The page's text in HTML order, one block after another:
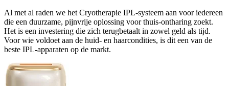
Al met al raden we het Cryotherapie IPL-systeem aan voor iedereen
die een duurzame, pijnvrije oplossing voor thuis-ontharing zoekt.
Het is een investering die zich terugbetaalt in zowel geld als tijd.
Voor wie voldoet aan de huid- en haarcondities, is dit een van de
beste IPL-apparaten op de markt.